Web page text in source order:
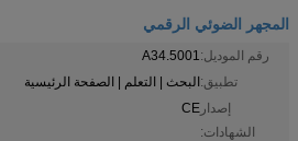
المجهر الضوئي الرقمي
رقم الموديل:A34.5001
تطبيق:البحث | التعلم | الصفحة الرئيسية
إصدار
الشهادات:
CE